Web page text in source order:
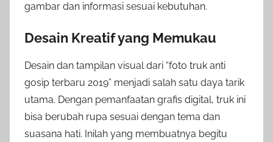
gambar dan informasi sesuai kebutuhan.
Desain Kreatif yang Memukau
Desain dan tampilan visual dari “foto truk anti
gosip terbaru 2019” menjadi salah satu daya tarik
utama. Dengan pemanfaatan grafis digital, truk ini
bisa berubah rupa sesuai dengan tema dan
suasana hati. Inilah yang membuatnya begitu